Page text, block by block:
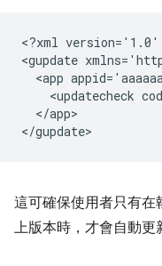
<?xml version='1.0'
<gupdate
<app
<updatecheck
</app>
這可確保使用者只有
上版本時，才會自動更